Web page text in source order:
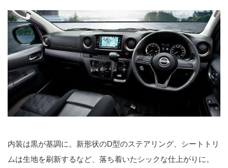
内装は黒が基調に。新形状のD型のステアリング、シートトリ
ムは生地を刷新するなど、落ち着いたシックな仕上がりに。